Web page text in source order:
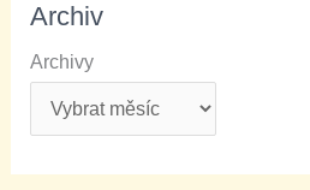
Archiv
Archivy